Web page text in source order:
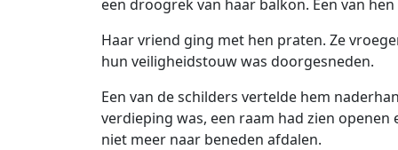
een droogrek van haar balkon. Een van
Haar vriend ging met hen praten. Ze
hun veiligheidstouw was doorgesneden.
Een van de schilders vertelde hem
verdieping was, een raam had zien
niet meer naar beneden afdalen.